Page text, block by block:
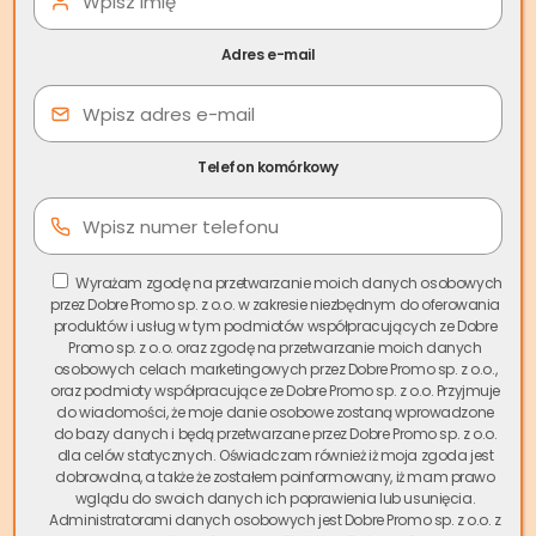
malowniczej mariny i zabytkowej katedry. Jak w każdym
mieście, również tutaj mieszkańcy stają przed wyzwaniem
szybkiej sprzedaży nieruchomości.Skup nieruchomości
Kamień Pomorskito odpowiedź na potrzeby osób, które
chcą sprzedać swoją nieruchomość sprawnie i bez
Spis treści
Nasza firma Skup.io, będąca liderem na rynku skupu
nieruchomości w Polsce, oferuje mieszkańcom Kamienia
Pomorskiego możliwość szybkiej sprzedaży mieszkań,
domów, działek i innych nieruchomości za gotówkę.
Działamy w każdej dzielnicy miasta – zarówno w centrum,
jak i na obrzeżach, takich jak Osiedle Chopina czy rejon
Mariny.
Jeśli zależy Ci na czasie i potrzebujesz szybko sfinalizować
Adres e-mail
Telefon komórkowy
Wyrażam zgodę na przetwarzanie moich danych osobowych
przez Dobre Promo sp. z o.o. w zakresie niezbędnym do oferowania
produktów i usług w tym podmiotów współpracujących ze Dobre
Promo sp. z o.o. oraz zgodę na przetwarzanie moich danych
osobowych celach marketingowych przez Dobre Promo sp. z o.o.,
oraz podmioty współpracujące ze Dobre Promo sp. z o.o. Przyjmuje
do wiadomości, że moje danie osobowe zostaną wprowadzone
do bazy danych i będą przetwarzane przez Dobre Promo sp. z o.o.
dla celów statycznych. Oświadczam również iż moja zgoda jest
dobrowolna, a także że zostałem poinformowany, iż mam prawo
wglądu do swoich danych ich poprawienia lub usunięcia.
Administratorami danych osobowych jest Dobre Promo sp. z o.o. z